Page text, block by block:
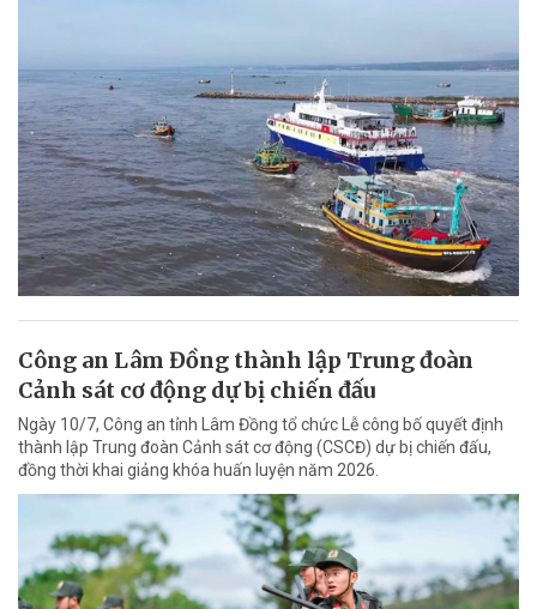
Công an Lâm Đồng thành lập Trung đoàn
Cảnh sát cơ động dự bị chiến đấu
Ngày 10/7, Công an tỉnh Lâm Đồng tổ chức Lễ công bố quyết định
thành lập Trung đoàn Cảnh sát cơ động (CSCĐ) dự bị chiến đấu,
đồng thời khai giảng khóa huấn luyện năm 2026.